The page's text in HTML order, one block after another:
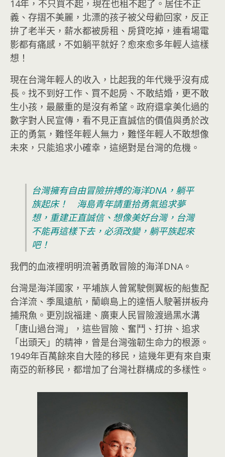
14年，不只買不起，現在也租不起了。居住不正
義、存摺不美麗，北漂的孩子被父母勸回家，反正
拚了老半天，薪水都被房租、房貸吃掉，連看場電
影都有痛感，不如躺平就好？愈來愈多年輕人這樣
想！
現在台灣年輕人的收入，比起我的年代幾乎沒有成
長。找不到好工作、買不起房、不敢結婚，更不敢
生小孩，最嚴重的是沒有希望。政府還拿美化過的
數字對人民宣傳，看不見正直誠信的價值與勇於改
正的勇氣，難怪年輕人無力，難怪年輕人不敢想像
未來，只能追求小確幸，這絕對是台灣的危機。
台灣擁有自由冒險拚搏的海洋DNA，躺平
族起床！ 海島青年請重拾勇氣追求夢
想，重建正直誠信、想像美好台灣，台灣
不能再這樣下去，必須改變，躺平族起來
吧！
我們的血液裡明明流著勇敢冒險的海洋DNA。
台灣是海洋國家，平埔族人曾駕駛側翼板的船隻配
合洋流、季風遠航，蘭嶼島上的達悟人駛著拼板舟
捕飛魚。更別說福建、廣東人民冒險渡過黑水溝
「唐山過台灣」，這些冒險、奮鬥、打拚、追求
「出頭天」的精神，曾是台灣強韌生命力的根源。
1949年百萬餘來自大陸的移民，這幾年更有來自東
南亞的新移民，都增加了台灣社群構成的多樣性。